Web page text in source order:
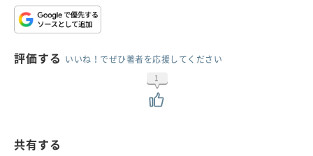
評価する いいね！でぜひ著者を応援してください
1
共有する